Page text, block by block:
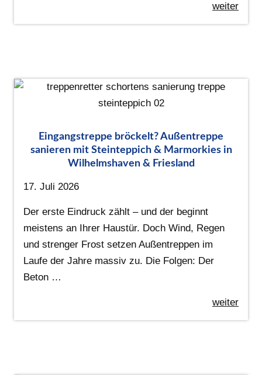
weiter
Eingangstreppe bröckelt? Außentreppe
sanieren mit Steinteppich & Marmorkies in
Wilhelmshaven & Friesland
17. Juli 2026
Der erste Eindruck zählt – und der beginnt
meistens an Ihrer Haustür. Doch Wind, Regen
und strenger Frost setzen Außentreppen im
Laufe der Jahre massiv zu. Die Folgen: Der
Beton …
weiter